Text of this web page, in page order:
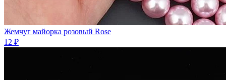
Жемчуг майорка розовый Rose
12 ₽